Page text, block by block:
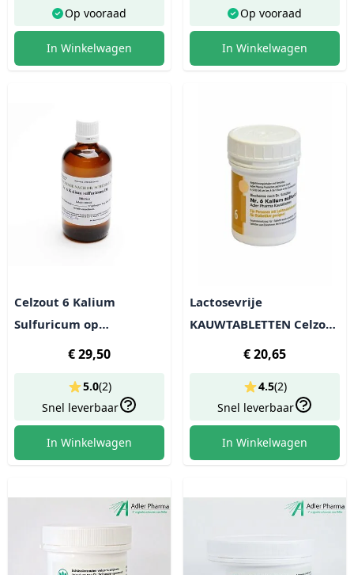
Op vooraad
In Winkelwagen
Op vooraad
In Winkelwagen
Celzout 6 Kalium
Sulfuricum op
alcoholbasis - lactosevrij
€ 29,50
Snel leverbaar
5.0(2)
In Winkelwagen
Lactosevrije
KAUWTABLETTEN Celzout
6 Kalium Sulfuricum -
€ 20,65
Snel leverbaar
4.5(2)
In Winkelwagen